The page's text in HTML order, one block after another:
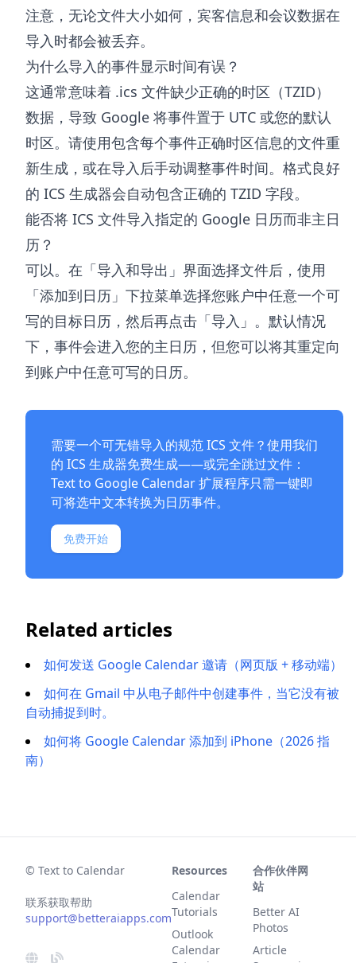
注意，无论文件大小如何，宾客信息和会议数据在
导入时都会被丢弃。
为什么导入的事件显示时间有误？
这通常意味着 .ics 文件缺少正确的时区（TZID）
数据，导致 Google 将事件置于 UTC 或您的默认
时区。请使用包含每个事件正确时区信息的文件重
新生成，或在导入后手动调整事件时间。格式良好
的 ICS 生成器会自动包含正确的 TZID 字段。
能否将 ICS 文件导入指定的 Google 日历而非主日
历？
可以。在「导入和导出」界面选择文件后，使用
「添加到日历」下拉菜单选择您账户中任意一个可
写的目标日历，然后再点击「导入」。默认情况
下，事件会进入您的主日历，但您可以将其重定向
到账户中任意可写的日历。
需要一个可无错导入的规范 ICS 文件？使用我们
的 ICS 生成器免费生成——或完全跳过文件：
Text to Google Calendar 扩展程序只需一键即
可将选中文本转换为日历事件。
免费开始
Related articles
如何发送 Google Calendar 邀请（网页版 + 移动端）
如何在 Gmail 中从电子邮件中创建事件，当它没有被
自动捕捉到时。
如何将 Google Calendar 添加到 iPhone（2026 指
南）
© Text to Calendar
联系获取帮助
support@betteraiapps.com
Resources
Calendar
Tutorials
Outlook
Calendar
合作伙伴网
站
Better AI
Photos
Article